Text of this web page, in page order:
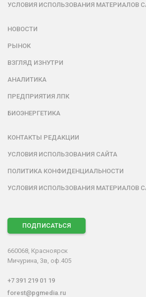
УСЛОВИЯ ИСПОЛЬЗОВАНИЯ МАТЕРИАЛОВ
НОВОСТИ
РЫНОК
ВЗГЛЯД ИЗНУТРИ
АНАЛИТИКА
ПРЕДПРИЯТИЯ ЛПК
БИОЭНЕРГЕТИКА
КОНТАКТЫ РЕДАКЦИИ
УСЛОВИЯ ИСПОЛЬЗОВАНИЯ САЙТА
ПОЛИТИКА КОНФИДЕНЦИАЛЬНОСТИ
УСЛОВИЯ ИСПОЛЬЗОВАНИЯ МАТЕРИАЛОВ
ПОДПИСАТЬСЯ
660068, Красноярск
Мичурина, 3в, оф.405
+7 391 219 01 19
forest@pgmedia.ru